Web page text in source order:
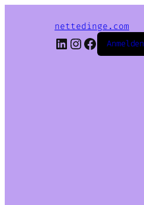
nettedinge.com
LinkedIn
Instagram
Facebook
Anmelden